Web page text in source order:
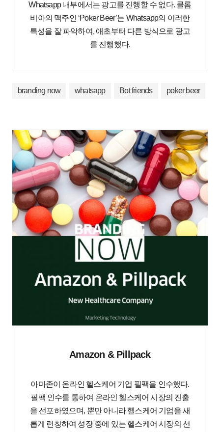
Whatsapp 내부에서는 광고를 진행할 수 없다. 콜롬
비아의 맥주인 ‘Poker Beer’는 Whatsapp의 이러한
특성을 잘 파악하여, 애초부터 다른 방식으로 광고
를 진행했다.
branding now whatsapp Bot friends poker beer
Amazon & Pillpack
아마존이 온라인 헬스케어 기업 필팩을 인수했다.
필팩 인수를 통하여 온라인 헬스케어 시장의 진출
을 선포하였으며, 뿐만 아니라 헬스케어 기업을 새
롭게 런칭하여 성장 중에 있는 헬스케어 시장의 선